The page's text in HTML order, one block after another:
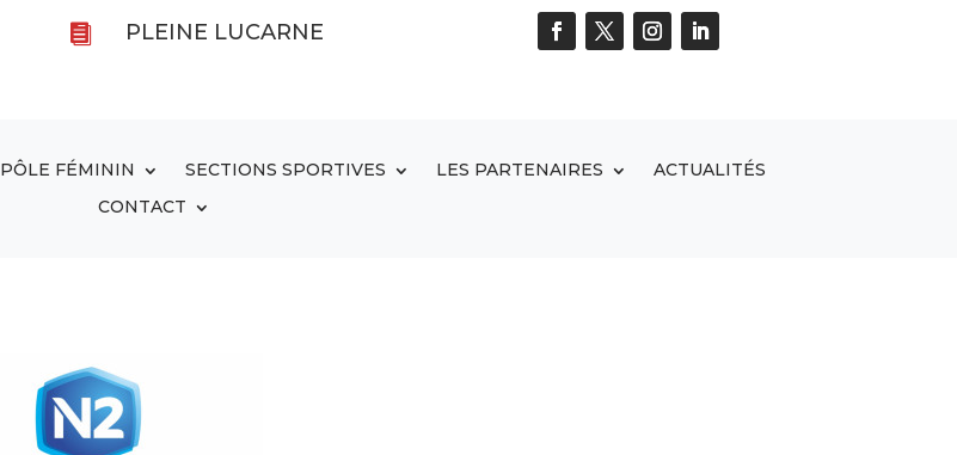
 PLEINE LUCARNE
PÔLE FÉMININ SECTIONS SPORTIVES LES PARTENAIRES
ACTUALITÉS
CONTACT